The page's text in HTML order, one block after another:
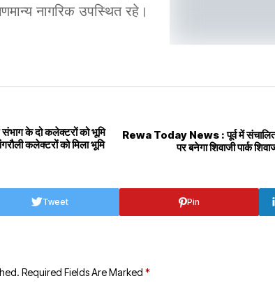
नागरिक उपस्थित रहे।
के दो कलेक्टरों को भूमि
कलेक्टरों को मिला भूमि
Rewa Today News : पूर्व में संचालित
पर बनेगा शिवाजी पार्क
Tweet Pin
Required Fields Are Marked *